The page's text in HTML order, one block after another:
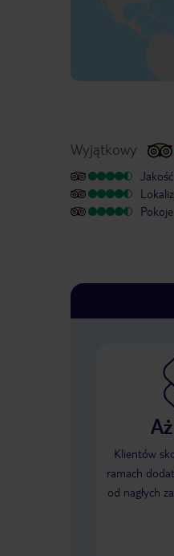
Wyjątkowy
Pokoje
Klientów
ramach
od nagłych